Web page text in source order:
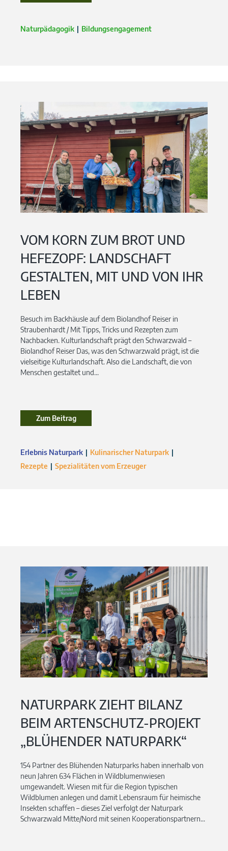
Naturpädagogik Bildungsengagement
VOM KORN ZUM BROT UND
HEFEZOPF: LANDSCHAFT
GESTALTEN, MIT UND VON IHR
LEBEN
Besuch im Backhäusle auf dem Biolandhof Reiser in
Straubenhardt / Mit Tipps, Tricks und Rezepten zum
Nachbacken. Kulturlandschaft prägt den Schwarzwald –
Biolandhof Reiser Das, was den Schwarzwald prägt, ist die
vielseitige Kulturlandschaft. Also die Landschaft, die von
Menschen gestaltet und...
Zum BeitragZum Beitrag
Erlebnis Naturpark
Kulinarischer Naturpark
Rezepte
Spezialitäten vom Erzeuger
NATURPARK ZIEHT BILANZ
BEIM ARTENSCHUTZ-PROJEKT
„BLÜHENDER NATURPARK“
154 Partner des Blühenden Naturparks haben innerhalb von
neun Jahren 634 Flächen in Wildblumenwiesen
umgewandelt. Wiesen mit für die Region typischen
Wildblumen anlegen und damit Lebensraum für heimische
Insekten schaffen – dieses Ziel verfolgt der Naturpark
Schwarzwald Mitte/Nord mit seinen Kooperationspartnern...